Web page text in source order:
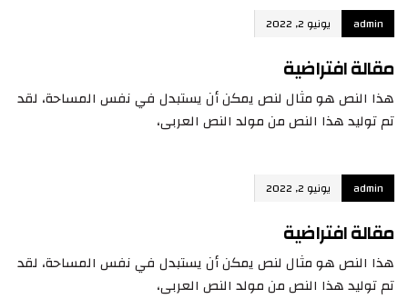
admin يونيو 2, 2022
مقالة افتراضية
هذا النص هو مثال لنص يمكن أن يستبدل في نفس المساحة، لقد
تم توليد هذا النص من مولد النص العربى،
admin يونيو 2, 2022
مقالة افتراضية
هذا النص هو مثال لنص يمكن أن يستبدل في نفس المساحة، لقد
تم توليد هذا النص من مولد النص العربى،